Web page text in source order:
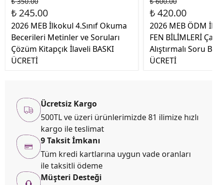
₺ 245.00
2026 MEB İlkokul 4.Sınıf Okuma
Becerileri Metinler ve Soruları
Çözüm Kitapçık İlaveli BASKI
ÜCRETİ
₺ 420.00
2026 MEB ÖDM
FEN BİLİMLERİ
Alıştırmalı Soru
ÜCRETİ
Ücretsiz Kargo
500TL ve üzeri ürünlerimizde 81 ilimize hızlı
kargo ile teslimat
9 Taksit İmkanı
Tüm kredi kartlarına uygun vade oranları
ile taksitli ödeme
Müşteri Desteği